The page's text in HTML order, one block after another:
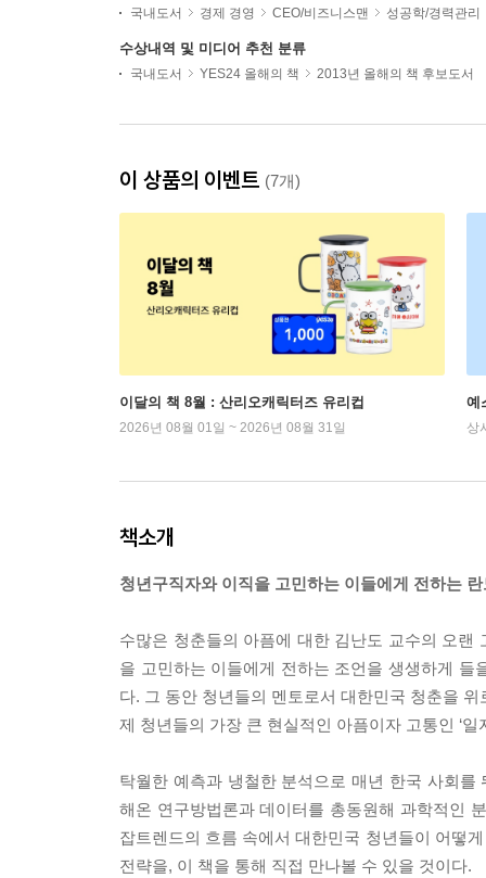
국내도서
경제 경영 CEO/비즈니스맨 성공학/경력관리
수상내역 및 미디어 추천 분류
국내도서 YES24 올해의 책 2013년 올해의 책 후보도서
이 상품의 이벤트 (7개)
이달의 책 8월 : 산리오캐릭터즈 유리컵
2026년 08월 01일 ~ 2026년 08월 31일
예
상
책소개
청년구직자와 이직을 고민하는 이들에게 전하는
수많은 청춘들의 아픔에 대한 김난도 교수의 오랜
을 고민하는 이들에게 전하는 조언을 생생하게
다. 그 동안 청년들의 멘토로서 대한민국 청춘을
제 청년들의 가장 큰 현실적인 아픔이자 고통인 ‘일
탁월한 예측과 냉철한 분석으로 매년 한국 사회
해온 연구방법론과 데이터를 총동원해 과학적인
잡트렌드의 흐름 속에서 대한민국 청년들이 어떻
전략을, 이 책을 통해 직접 만나볼 수 있을 것이다.